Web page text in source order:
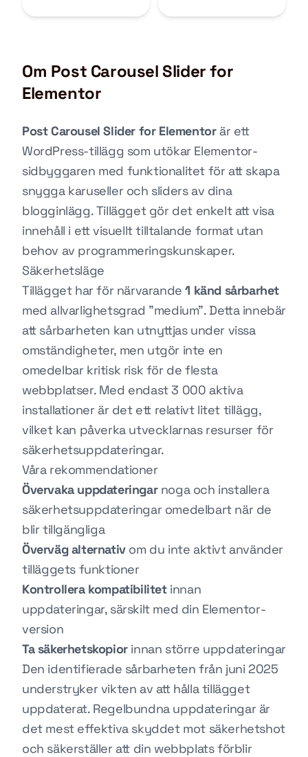
Om Post Carousel Slider for
Elementor
Post Carousel Slider for Elementorär ett
WordPress-tillägg som utökar Elementor-
sidbyggaren med funktionalitet för att skapa
snygga karuseller och sliders av dina
blogginlägg. Tillägget gör det enkelt att visa
innehåll i ett visuellt tilltalande format utan
behov av programmeringskunskaper.
Säkerhetsläge
Tillägget har för närvarande1 känd sårbarhet
med allvarlighetsgrad "medium". Detta innebär
att sårbarheten kan utnyttjas under vissa
omständigheter, men utgör inte en
omedelbar kritisk risk för de flesta
webbplatser. Med endast 3 000 aktiva
installationer är det ett relativt litet tillägg,
vilket kan påverka utvecklarnas resurser för
säkerhetsuppdateringar.
Våra rekommendationer
Övervaka uppdateringarnoga och installera
säkerhetsuppdateringar omedelbart när de
blir tillgängliga
Överväg alternativom du inte aktivt använder
tilläggets funktioner
Kontrollera kompatibilitetinnan
uppdateringar, särskilt med din Elementor-
version
Ta säkerhetskopiorinnan större uppdateringar
Den identifierade sårbarheten från juni 2025
understryker vikten av att hålla tillägget
uppdaterat. Regelbundna uppdateringar är
det mest effektiva skyddet mot säkerhetshot
och säkerställer att din webbplats förblir